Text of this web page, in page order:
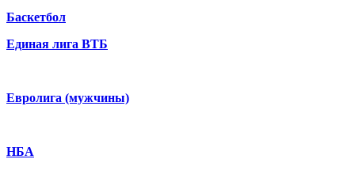
Баскетбол
Единая лига ВТБ
Евролига (мужчины)
НБА